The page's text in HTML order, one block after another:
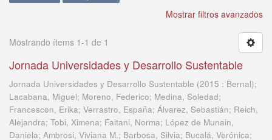
Mostrar filtros avanzados
Mostrando ítems 1-1 de 1
Jornada Universidades y Desarrollo Sustentable
Jornada Universidades y Desarrollo Sustentable (2015 : Bernal);
Lacabana, Miguel; Moreno, Federico; Medina, Soledad;
Francescon, Erika; Verrastro, España; Álvarez, Sebastián; Reich,
Alejandra; Tobi, Ximena; Faitani, Norma; López de Munain,
Daniela; Ambrosi, Viviana M.; Barbosa, Silvia; Bucalá, Verónica;